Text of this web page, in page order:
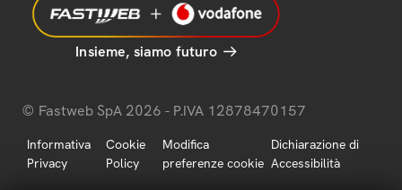
Insieme, siamo futuro
© Fastweb SpA 2026 - P.IVA 12878470157
Informativa
Privacy
Cookie
Policy
Modifica
preferenze cookie
Dichiarazione di
Accessibilità